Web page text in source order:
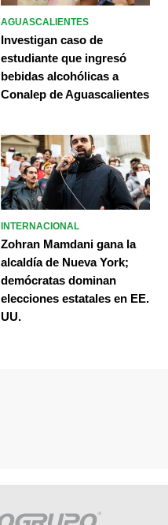
AGUASCALIENTES
Investigan caso de
estudiante que ingresó
bebidas alcohólicas a
Conalep de Aguascalientes
INTERNACIONAL
Zohran Mamdani gana la
alcaldía de Nueva York;
demócratas dominan
elecciones estatales en EE.
UU.